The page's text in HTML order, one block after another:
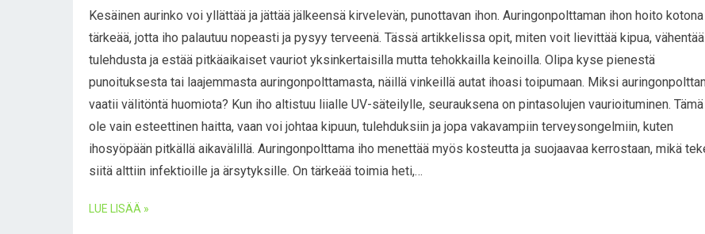
Kesäinen aurinko voi yllättää ja jättää jälkeensä kirvelevän, punottavan ihon. Auringonpolttaman ihon hoito
tärkeää, jotta iho palautuu nopeasti ja pysyy terveenä. Tässä artikkelissa opit, miten voit lievittää kipua, vähentää
tulehdusta ja estää pitkäaikaiset vauriot yksinkertaisilla mutta tehokkailla keinoilla. Olipa kyse pienestä
punoituksesta tai laajemmasta auringonpolttamasta, näillä vinkeillä autat ihoasi toipumaan. Miksi
vaatii välitöntä huomiota? Kun iho altistuu liialle UV-säteilylle, seurauksena on pintasolujen vaurioituminen.
ole vain esteettinen haitta, vaan voi johtaa kipuun, tulehduksiin ja jopa vakavampiin terveysongelmiin, kuten
ihosyöpään pitkällä aikavälillä. Auringonpolttama iho menettää myös kosteutta ja suojaavaa kerrostaan, mikä
siitä alttiin infektioille ja ärsytyksille. On tärkeää toimia heti,…
LUE LISÄÄ »